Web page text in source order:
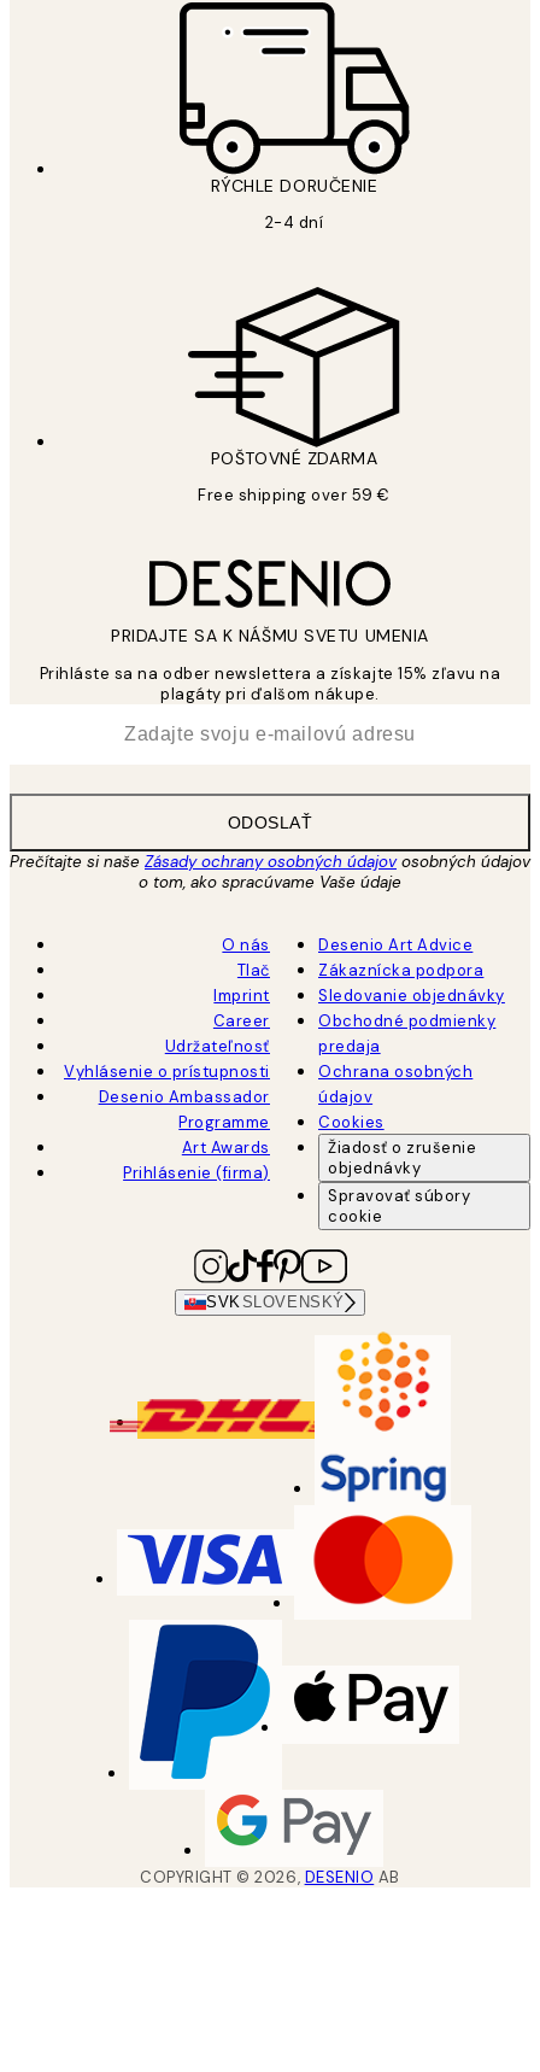
RÝCHLE DORUČENIE
2-4 dní
POŠTOVNÉ ZDARMA
Free shipping over 59 €
PRIDAJTE SA K NÁŠMU SVETU UMENIA
Prihláste sa na odber newslettera a získajte 15% zľavu na
plagáty pri ďalšom nákupe.
ODOSLAŤ
Prečítajte si naše Zásady ochrany osobných údajovosobných údajov
o tom, ako spracúvame Vaše údaje
O nás
Tlač
Imprint
Career
Udržateľnosť
Vyhlásenie o prístupnosti
Desenio Ambassador
Programme
Art Awards
Prihlásenie (firma)
Desenio Art Advice
Zákaznícka podpora
Sledovanie objednávky
Obchodné podmienky
predaja
Ochrana osobných
údajov
Cookies
Žiadosť o zrušenie
objednávky
Spravovať súbory
cookie
SVKSLOVENSKÝ
COPYRIGHT ©2026, DESENIO AB